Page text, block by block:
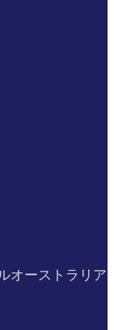
オーストラリア